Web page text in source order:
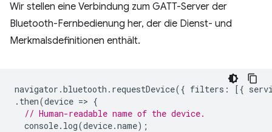
Wir stellen eine Verbindung zum GATT-Server der
Bluetooth-Fernbedienung her, der die Dienst- und
Merkmalsdefinitionen enthält.
navigator .bluetooth . requestDevice({ filters : [{
. then(device => {
// Human-readable name of the device.
console. log(device.name);